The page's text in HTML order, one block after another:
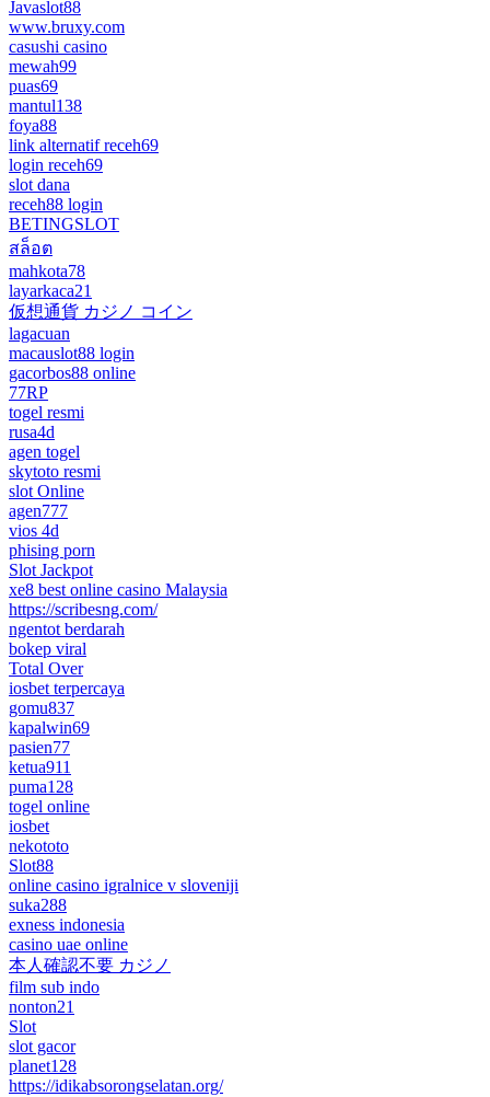
Javaslot88
www.bruxy.com
casushi casino
mewah99
puas69
mantul138
foya88
link alternatif receh69
login receh69
slot dana
receh88 login
BETINGSLOT
สล็อต
mahkota78
layarkaca21
仮想通貨 カジノ コイン
lagacuan
macauslot88 login
gacorbos88 online
77RP
togel resmi
rusa4d
agen togel
skytoto resmi
slot Online
agen777
vios 4d
phising porn
Slot Jackpot
xe8 best online casino Malaysia
https://scribesng.com/
ngentot berdarah
bokep viral
Total Over
iosbet terpercaya
gomu837
kapalwin69
pasien77
ketua911
puma128
togel online
iosbet
nekototo
Slot88
online casino igralnice v sloveniji
suka288
exness indonesia
casino uae online
本人確認不要 カジノ
film sub indo
nonton21
Slot
slot gacor
planet128
https://idikabsorongselatan.org/